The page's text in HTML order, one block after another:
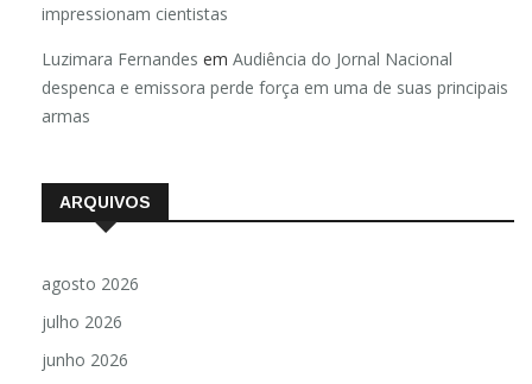
impressionam cientistas
Luzimara Fernandes em Audiência do Jornal Nacional
despenca e emissora perde força em uma de suas principais
armas
ARQUIVOS
agosto 2026
julho 2026
junho 2026